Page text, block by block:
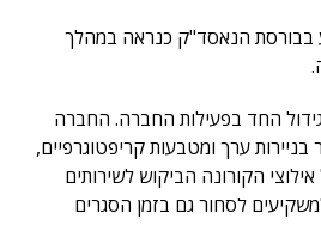
הנאסד"ק כנראה במהלך
החד בפעילות החברה. החברה
ערך ומטבעות קריפטוגרפיים,
הקורונה הביקוש לשירותים
לסחור גם בזמן הסגרים